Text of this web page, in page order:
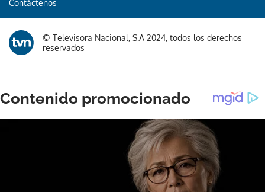
Contáctenos
© Televisora Nacional, S.A 2024, todos los derechos
reservados